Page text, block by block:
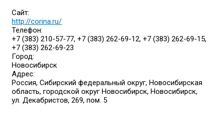
Сайт:
http://corina.ru/
Телефон:
+7 (383) 210-57-77, +7 (383) 262-69-12, +7 (383) 262-69-15,
+7 (383) 262-69-23
Город:
Новосибирск
Адрес:
Россия, Сибирский федеральный округ, Новосибирская
область, городской округ Новосибирск, Новосибирск,
ул. Декабристов, 269, пом. 5